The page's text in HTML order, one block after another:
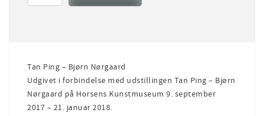
Tan Ping – Bjørn Nørgaard
Udgivet i forbindelse med udstillingen Tan Ping – Bjørn
Nørgaard på Horsens Kunstmuseum 9. september
2017 – 21. januar 2018.